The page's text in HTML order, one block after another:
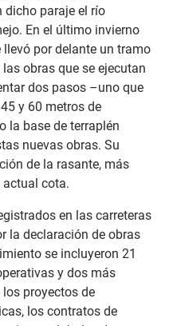
dicho paraje el río
En el último invierno
por delante un tramo
obras que se ejecutan
dos pasos –uno que
y 60 metros de
la base de terraplén
nuevas obras. Su
de la rasante, más
actual cota.
en las carreteras
la declaración de obras
se incluyeron 21
y dos más
proyectos de
los contratos de